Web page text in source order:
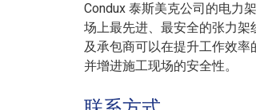
Condux 泰斯美克公司的电力
场上最先进、最安全的张力架
及承包商可以在提升工作效率
并增进施工现场的安全性。